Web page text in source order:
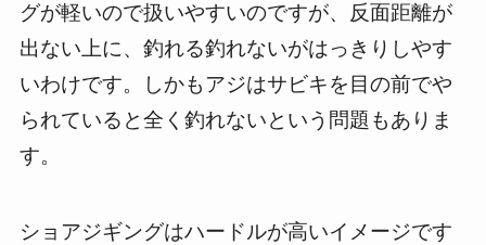
グが軽いので扱いやすいのですが、反面距離が
出ない上に、釣れる釣れないがはっきりしやす
いわけです。しかもアジはサビキを目の前でや
られていると全く釣れないという問題もありま
す。
ショアジギングはハードルが高いイメージです